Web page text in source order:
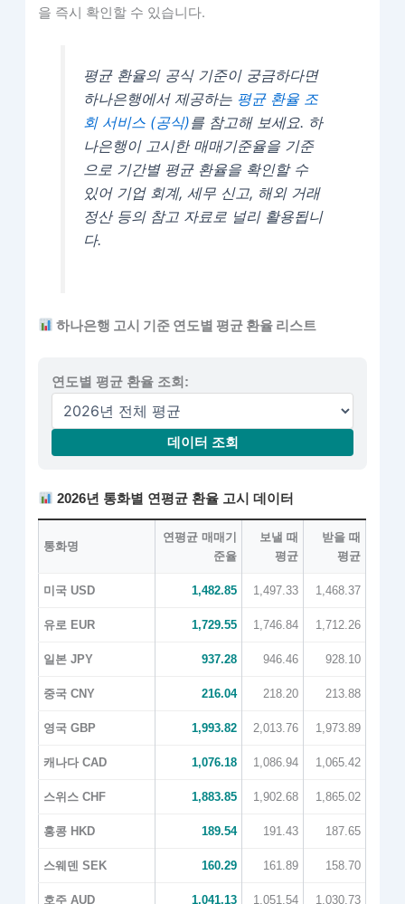
을 즉시 확인할 수 있습니다.
평균 환율의 공식 기준이 궁금하다면
하나은행에서 제공하는 평균 환율 조
회 서비스 (공식)를 참고해 보세요. 하
나은행이 고시한 매매기준율을 기준
으로 기간별 평균 환율을 확인할 수
있어 기업 회계, 세무 신고, 해외 거래
정산 등의 참고 자료로 널리 활용됩니
다.
하나은행 고시 기준 연도별 평균 환율 리스트
연도별 평균 환율 조회:
데이터 조회
2026년 통화별 연평균 환율 고시 데이터
통화명
연평균 매매기
준율
보낼 때
평균
받을 때
평균
미국 USD 1,482.85 1,497.33 1,468.37
유로 EUR 1,729.55 1,746.84 1,712.26
일본 JPY 937.28 946.46 928.10
중국 CNY 216.04 218.20 213.88
영국 GBP 1,993.82 2,013.76 1,973.89
캐나다 CAD 1,076.18 1,086.94 1,065.42
스위스 CHF 1,883.85 1,902.68 1,865.02
홍콩 HKD 189.54 191.43 187.65
스웨덴 SEK 160.29 161.89 158.70
호주 AUD 1,041.13 1,051.54 1,030.73